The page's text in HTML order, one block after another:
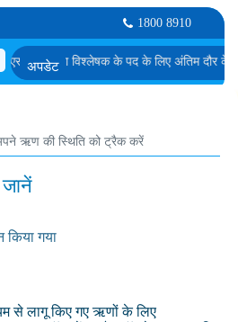
1800 8910
II में डेटा विश्लेषक के पद के लिए अंतिम दौर के
ऋण की स्थिति को ट्रैक करें
गया
से लागू किए गए ऋणों के लिए